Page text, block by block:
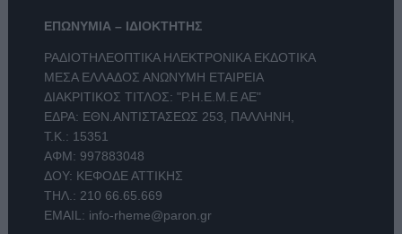
ΕΠΩΝΥΜΙΑ – ΙΔΙΟΚΤΗΤΗΣ
ΡΑΔΙΟΤΗΛΕΟΠΤΙΚΑ ΗΛΕΚΤΡΟΝΙΚΑ ΕΚΔΟΤΙΚΑ
ΜΕΣΑ ΕΛΛΑΔΟΣ ΑΝΩΝΥΜΗ ΕΤΑΙΡΕΙΑ
ΔΙΑΚΡΙΤΙΚΟΣ ΤΙΤΛΟΣ: "Ρ.Η.Ε.Μ.Ε ΑΕ"
ΕΔΡΑ: ΕΘΝ.ΑΝΤΙΣΤΑΣΕΩΣ 253, ΠΑΛΛΗΝΗ,
Τ.Κ.: 15351
ΑΦΜ: 997883048
ΔΟΥ: ΚΕΦΟΔΕ ΑΤΤΙΚΗΣ
ΤΗΛ.: 210 66.65.669
EMAIL: info-rheme@paron.gr